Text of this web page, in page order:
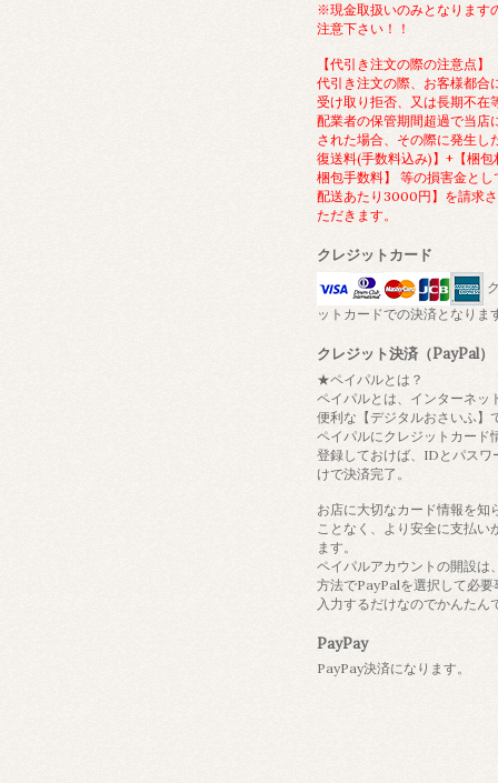
※現金取扱いのみとなります
注意下さい！！
【代引き注文の際の注意点】
代引き注文の際、お客様都合
受け取り拒否、又は長期不在
配業者の保管期間超過で当店
された場合、その際に発生し
復送料(手数料込み)】+【梱包
梱包手数料】 等の損害金とし
配送あたり3000円】を請求
ただきます。
クレジットカード
ットカードでの決済となりま
クレジット決済（PayPal）
★ペイパルとは？
ペイパルとは、インターネッ
便利な【デジタルおさいふ】
ペイパルにクレジットカード
登録しておけば、IDとパスワ
けで決済完了。
お店に大切なカード情報を知
ことなく、より安全に支払い
ます。
ペイパルアカウントの開設は
方法でPayPalを選択して必要
入力するだけなのでかんたん
PayPay
PayPay決済になります。